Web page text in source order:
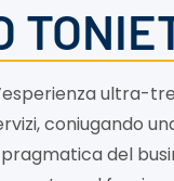
ultra-
coniugando
del